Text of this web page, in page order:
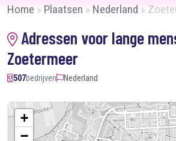
Home » Plaatsen » Nederland »
Adressen voor lange
Zoetermeer
507bedrijven Nederland
+
−